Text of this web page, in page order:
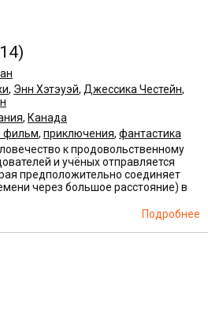
, Энн Хэтэуэй, Джессика Честейн,
, Канада
фильм, приключения, фантастика
к продовольственному
и учёных отправляется
предположительно соединяет
через большое расстояние) в
Подробнее